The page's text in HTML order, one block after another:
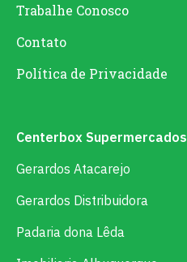
Trabalhe Conosco
Contato
Política de Privacidade
Centerbox Supermercados
Gerardos Atacarejo
Gerardos Distribuidora
Padaria dona Lêda